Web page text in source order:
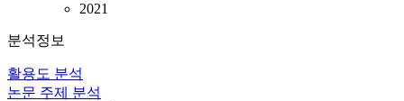
2021
분석정보
활용도 분석
논문 주제 분석